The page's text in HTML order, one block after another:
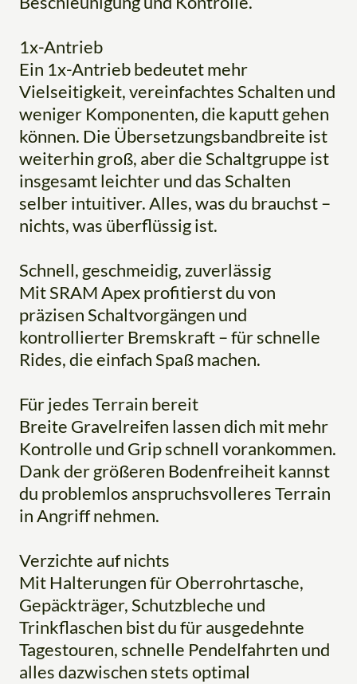
1x-Antrieb
Ein 1x-Antrieb bedeutet mehr
Vielseitigkeit, vereinfachtes Schalten und
weniger Komponenten, die kaputt gehen
können. Die Übersetzungsbandbreite ist
weiterhin groß, aber die Schaltgruppe ist
insgesamt leichter und das Schalten
selber intuitiver. Alles, was du brauchst –
nichts, was überflüssig ist.
Schnell, geschmeidig, zuverlässig
Mit SRAM Apex profitierst du von
präzisen Schaltvorgängen und
kontrollierter Bremskraft – für schnelle
Rides, die einfach Spaß machen.
Für jedes Terrain bereit
Breite Gravelreifen lassen dich mit mehr
Kontrolle und Grip schnell vorankommen.
Dank der größeren Bodenfreiheit kannst
du problemlos anspruchsvolleres Terrain
in Angriff nehmen.
Verzichte auf nichts
Mit Halterungen für Oberrohrtasche,
Gepäckträger, Schutzbleche und
Trinkflaschen bist du für ausgedehnte
Tagestouren, schnelle Pendelfahrten und
alles dazwischen stets optimal